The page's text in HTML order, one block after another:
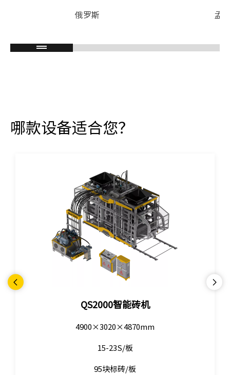
俄罗斯 孟
哪款设备适合您？
QS2000智能砖机
4900×3020×4870mm
15-23S/板
95块标砖/板